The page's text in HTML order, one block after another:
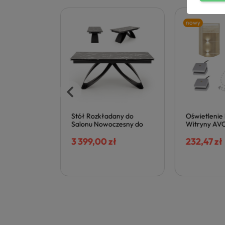
Stół Rozkładany do
Salonu Nowoczesny do
HILARIO Czarny Marmur
Czarne Nogi Halmar
3 399,00 zł
nowy
Oświetlenie
Witryny
232,47 zł